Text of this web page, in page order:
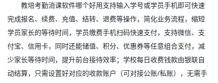
教培考勤消课软件哪个好用支持输入学号或学员手机即可快速
完成报名、续费、充值、结转、退费等操作，简化业务流程，缩短
学员家长的等待时间，学员缴费手机扫码快速支付，支持微信、支
付宝、信用卡，同时还能储值、积分、优惠券等任意组合支付，减
少家长等待时间，提升前台接待效率；学校每日收费钱款由银联自
动结算，只需设置好对应的收款账户（可对接公账/私账），无需手